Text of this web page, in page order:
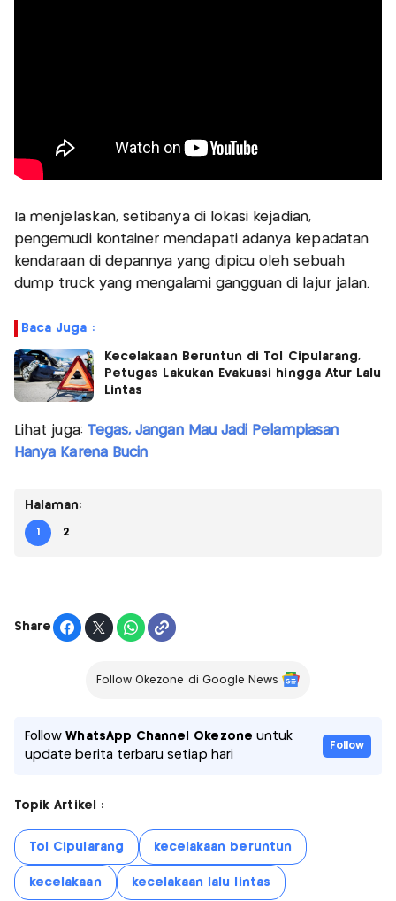
Ia menjelaskan, setibanya di lokasi kejadian,
pengemudi kontainer mendapati adanya kepadatan
kendaraan di depannya yang dipicu oleh sebuah
dump truck yang mengalami gangguan di lajur jalan.
Baca Juga :
Kecelakaan Beruntun di Tol Cipularang,
Petugas Lakukan Evakuasi hingga Atur Lalu
Lintas
Lihat juga: Tegas, Jangan Mau Jadi Pelampiasan
Hanya Karena Bucin
Halaman:
1 2
Share
Follow Okezone di Google News
FollowWhatsApp Channel Okezone untuk
update berita terbaru setiap hari
Follow
Topik Artikel :
Tol Cipularang kecelakaan beruntun
kecelakaan kecelakaan lalu lintas